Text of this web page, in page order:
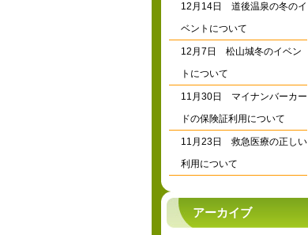
12月14日 道後温泉の冬のイ
ベントについて
12月7日 松山城冬のイベン
トについて
11月30日 マイナンバーカー
ドの保険証利用について
11月23日 救急医療の正しい
利用について
アーカイブ